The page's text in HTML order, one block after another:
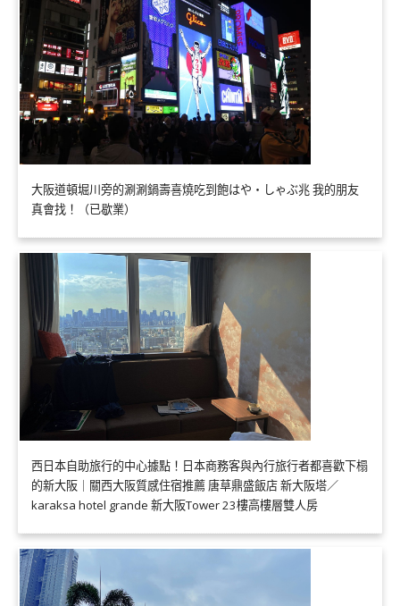
大阪道頓堀川旁的涮涮鍋壽喜燒吃到飽はや・しゃぶ兆 我的朋友
真會找！（已歇業）
西日本自助旅行的中心據點！日本商務客與內行旅行者都喜歡下榻
的新大阪｜關西大阪質感住宿推薦 唐草鼎盛飯店 新大阪塔／
karaksa hotel grande 新大阪Tower 23樓高樓層雙人房